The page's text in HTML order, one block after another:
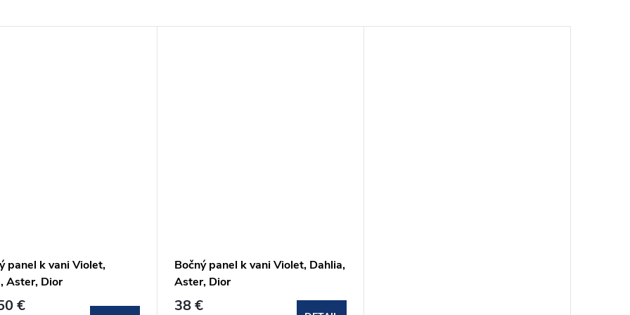
panel k vani Violet,
Aster, Dior
€
Bočný panel k vani Violet, Dahlia,
Aster, Dior
38 €